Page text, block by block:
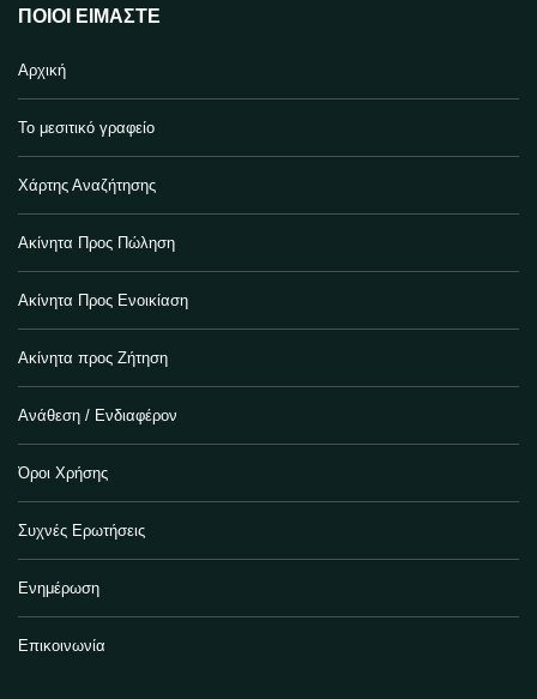
ΠΟΙΟΙ ΕΊΜΑΣΤΕ
Αρχική
Το μεσιτικό γραφείο
Χάρτης Αναζήτησης
Ακίνητα Προς Πώληση
Ακίνητα Προς Ενοικίαση
Ακίνητα προς Ζήτηση
Ανάθεση / Ενδιαφέρον
Όροι Χρήσης
Συχνές Ερωτήσεις
Ενημέρωση
Επικοινωνία